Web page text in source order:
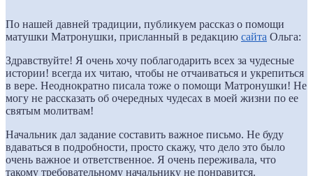
По нашей давней традиции, публикуем рассказ о помощи
матушки Матронушки, присланный в редакцию сайта Ольга:
Здравствуйте! Я очень хочу поблагодарить всех за чудесные
истории! всегда их читаю, чтобы не отчаиваться и укрепиться
в вере. Неоднократно писала тоже о помощи Матронушки! Не
могу не рассказать об очередных чудесах в моей жизни по ее
святым молитвам!
Начальник дал задание составить важное письмо. Не буду
вдаваться в подробности, просто скажу, что дело это было
очень важное и ответственное. Я очень переживала, что
такому требовательному начальнику не понравится.